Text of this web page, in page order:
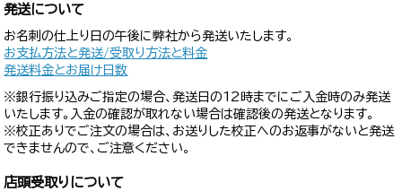
発送について
お名刺の仕上り日の午後に弊社から発送いたします。
お支払方法と発送/受取り方法と料金
発送料金とお届け日数
※銀行振り込みご指定の場合、発送日の12時までにご入金時のみ発送
いたします。入金の確認が取れない場合は確認後の発送となります。
※校正ありでご注文の場合は、お送りした校正へのお返事がないと発送
できませんので、ご注意ください。
店頭受取りについて